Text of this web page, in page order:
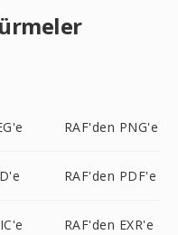
RAF'den PNG'e
RAF'den PDF'e
RAF'den EXR'e